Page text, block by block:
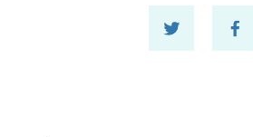
Compartir en